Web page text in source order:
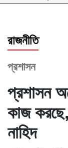
বিনোদন
স্বাস্থ্য
তথ্য
প্রযুক্তি
প্রবাস
মুক্তমত
রাজনীতি
প্রশাসন
প্রশাসন
কাজ
নাহিদ